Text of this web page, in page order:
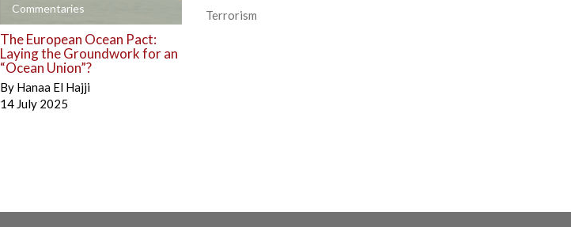
Commentaries
+
The European Ocean Pact:
Laying the Groundwork for an
“Ocean Union”?
By Hanaa El Hajji
14 July 2025
Terrorism